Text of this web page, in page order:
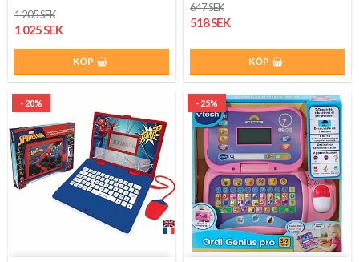
1 205 SEK
1 025 SEK
KÖP
647 SEK
518 SEK
KÖP
- 20% - 25%